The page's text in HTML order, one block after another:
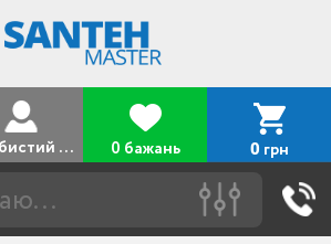
Особистий кабінет 0 бажань 0 грн